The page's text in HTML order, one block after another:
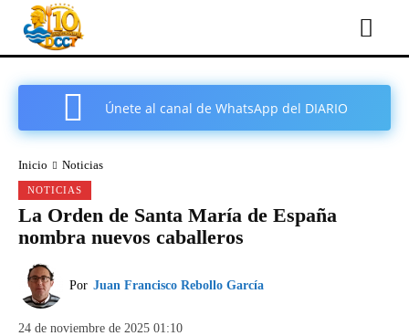
Únete al canal de WhatsApp del DIARIO
Inicio Noticias
NOTICIAS
La Orden de Santa María de España
nombra nuevos caballeros
Por Juan Francisco Rebollo García
24 de noviembre de 2025 01:10